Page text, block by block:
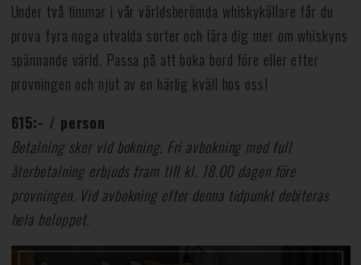
Under två timmar i vår världsberömda whiskykällare får du
prova fyra noga utvalda sorter och lära dig mer om whiskyns
spännande värld. Passa på att boka bord före eller efter
provningen och njut av en härlig kväll hos oss!
615:- / person
Betalning sker vid bokning. Fri avbokning med full
återbetalning erbjuds fram till kl. 18.00 dagen före
provningen. Vid avbokning efter denna tidpunkt debiteras
hela beloppet.